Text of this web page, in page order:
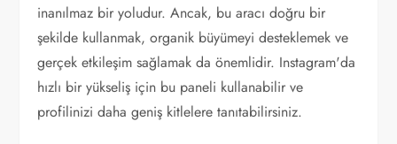
inanılmaz bir yoludur. Ancak, bu aracı doğru bir
şekilde kullanmak, organik büyümeyi desteklemek ve
gerçek etkileşim sağlamak da önemlidir. Instagram'da
hızlı bir yükseliş için bu paneli kullanabilir ve
profilinizi daha geniş kitlelere tanıtabilirsiniz.